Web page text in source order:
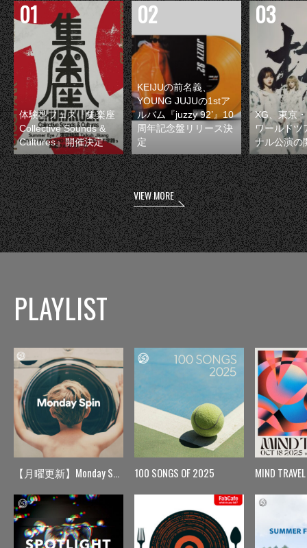
体験型フェス『集楽座
Collective Sounds &
Cultures』開催決定
KEIJUの前名義、
YOUNG JUJUの1stア
ルバム『juzzy 92’』10
周年記念盤リリース決
定
XG、東京
ワールドツ
ナル公演の
VIEW MORE
PLAYLIST
【月曜更新】Monday Spin 100 SONGS OF 2025 MIND TRAVEL